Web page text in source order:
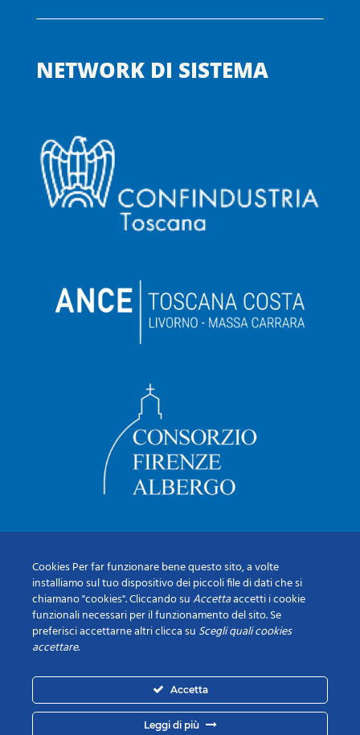
NETWORK DI SISTEMA
Cookies Per far funzionare bene questo sito, a volte
installiamo sul tuo dispositivo dei piccoli file di dati che si
chiamano "cookies". Cliccando suAccettaaccetti i cookie
funzionali necessari per il funzionamento del sito. Se
preferisci accettarne altri clicca su Scegli quali cookies
accettare.
Accetta
Leggi di più